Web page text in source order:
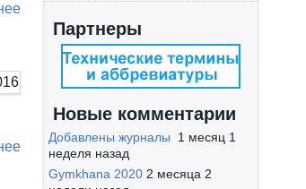
о Сварка-2016
Партнеры
Новые комментарии
Добавлены журналы
1 месяц 1
неделя назад
Gymkhana 2020 2 месяца 2